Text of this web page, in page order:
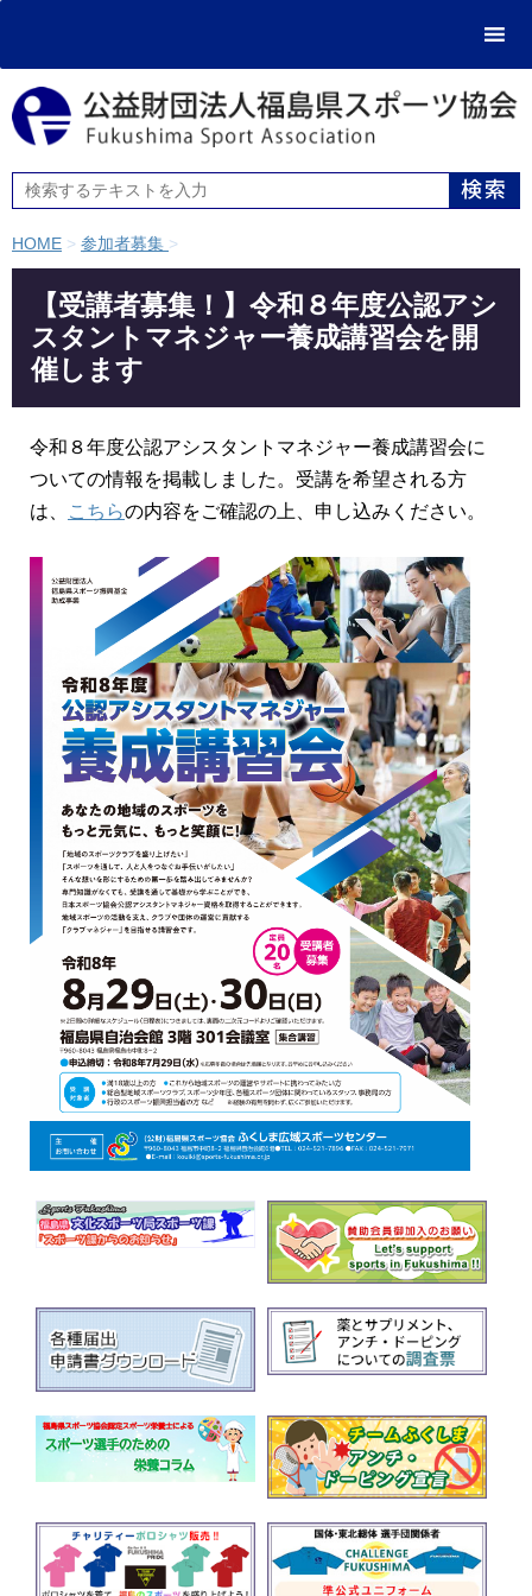
HOME > 参加者募集 >
【受講者募集！】令和８年度公認アシ
スタントマネジャー養成講習会を開
催します
令和８年度公認アシスタントマネジャー養成講習会に
ついての情報を掲載しました。受講を希望される方
は、
こちらの内容をご確認の上、申し込みください。